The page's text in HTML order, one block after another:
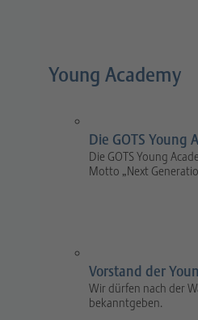
Young Academy
Die GOTS Young
Die GOTS Young
Motto „Next
Vorstand der
Wir dürfen nach der
bekanntgeben.